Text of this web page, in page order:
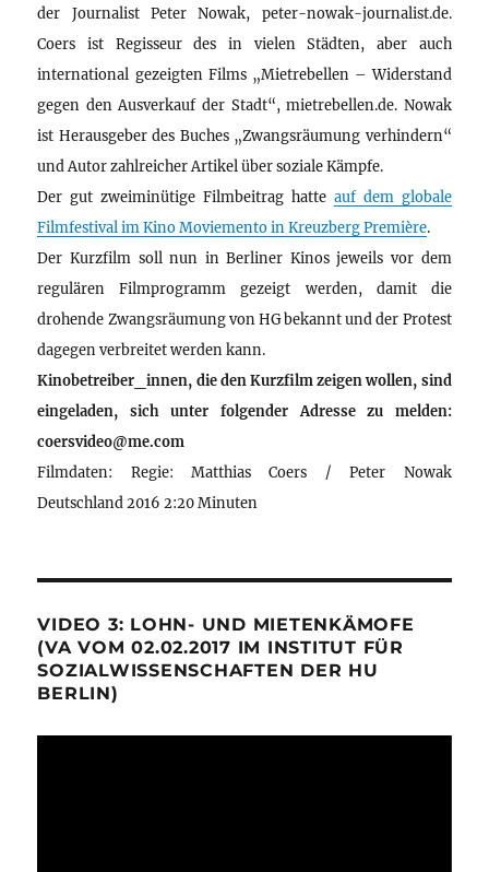
der Journalist Peter Nowak, peter-nowak-journalist.de.
Coers ist Regisseur des in vielen Städten, aber auch
international gezeigten Films „Mietrebellen – Widerstand
gegen den Ausverkauf der Stadt“, mietrebellen.de. Nowak
ist Herausgeber des Buches „Zwangsräumung verhindern“
und Autor zahlreicher Artikel über soziale Kämpfe.
Der gut zweiminütige Filmbeitrag hatte auf dem globale
Filmfestival im Kino Moviemento in Kreuzberg Première.
Der Kurzfilm soll nun in Berliner Kinos jeweils vor dem
regulären Filmprogramm gezeigt werden, damit die
drohende Zwangsräumung von HG bekannt und der Protest
dagegen verbreitet werden kann.
Kinobetreiber_innen, die den Kurzfilm zeigen wollen, sind
eingeladen, sich unter folgender Adresse zu melden:
coersvideo@me.com
Filmdaten: Regie: Matthias Coers / Peter Nowak
Deutschland 2016 2:20 Minuten
VIDEO 3: LOHN- UND MIETENKÄMOFE
(VA VOM 02.02.2017 IM INSTITUT FÜR
SOZIALWISSENSCHAFTEN DER HU
BERLIN)